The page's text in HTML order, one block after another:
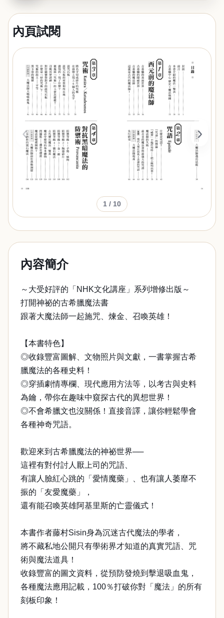
內頁試閱
‹ ›
1 / 10
內容簡介
～大受好評的「NHK文化講座」系列增修出版～
打開神祕的古希臘魔法書
跟著大魔法師一起施咒、煉金、召喚英雄！
【本書特色】
◎收錄豐富圖解、文物照片與文獻，一書掌握古希
臘魔法的各種史料！
◎穿插劇情專欄、現代應用方法等，以考古與史料
為鑰，帶你在趣味中窺探古代的異想世界！
◎不會希臘文也沒關係！直接音譯，讓你輕鬆學會
各種神奇咒語。
歡迎來到古希臘魔法的神祕世界──
這裡有對付討人厭上司的咒語、
有讓人臉紅心跳的「愛情魔藥」、也有讓人萎靡不
振的「友愛魔藥」，
還有能召喚英雄阿基里斯的亡靈儀式！
本書作者藤村Sisin身為沉迷古代魔法的學者，
將不藏私地公開只有學術界才知道的真實咒語、咒
術與魔法道具！
收錄豐富的圖文資料，從預防發燒到擊退吸血鬼，
各種魔法應用記載，100％打破你對「魔法」的所有
刻板印象！